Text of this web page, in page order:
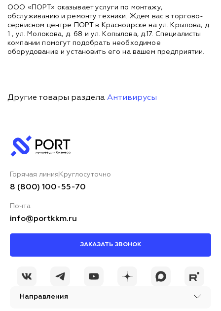
ООО «ПОРТ» оказывает услуги по монтажу,
обслуживанию и ремонту техники. Ждем вас в торгово-
сервисном центре ПОРТ в Красноярске на ул. Крылова, д.
1 , ул. Молокова, д. 68 и ул. Копылова, д.17. Специалисты
компании помогут подобрать необходимое
оборудование и установить его на вашем предприятии.
Другие товары раздела Антивирусы
Направления
Горячая линия Круглосуточно
8 (800) 100-55-70
Почта
info@portkkm.ru
ЗАКАЗАТЬ ЗВОНОК